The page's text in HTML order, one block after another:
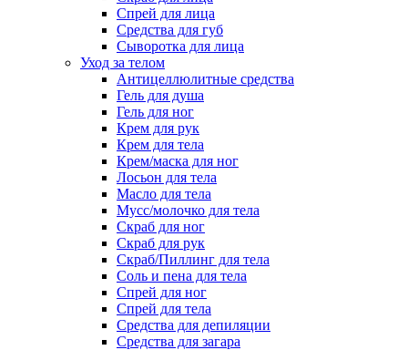
Спрей для лица
Средства для губ
Сыворотка для лица
Уход за телом
Антицеллюлитные средства
Гель для душа
Гель для ног
Крем для рук
Крем для тела
Крем/маска для ног
Лосьон для тела
Масло для тела
Мусс/молочко для тела
Скраб для ног
Скраб для рук
Скраб/Пиллинг для тела
Соль и пена для тела
Спрей для ног
Спрей для тела
Средства для депиляции
Средства для загара